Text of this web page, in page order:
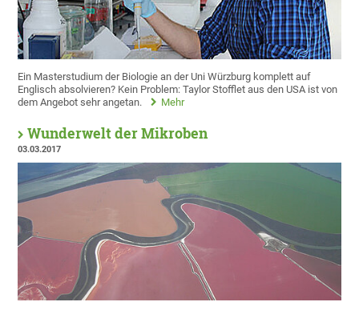
Ein Masterstudium der Biologie an der Uni Würzburg komplett auf
Englisch absolvieren? Kein Problem: Taylor Stofflet aus den USA ist von
dem Angebot sehr angetan.
Mehr
Wunderwelt der Mikroben
03.03.2017